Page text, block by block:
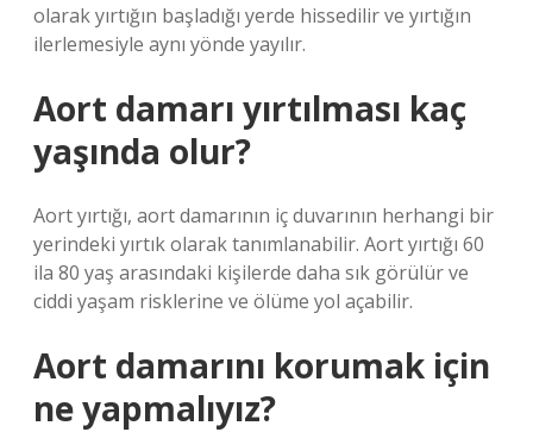
olarak yırtığın başladığı yerde hissedilir ve yırtığın
ilerlemesiyle aynı yönde yayılır.
Aort damarı yırtılması kaç
yaşında olur?
Aort yırtığı, aort damarının iç duvarının herhangi bir
yerindeki yırtık olarak tanımlanabilir. Aort yırtığı 60
ila 80 yaş arasındaki kişilerde daha sık görülür ve
ciddi yaşam risklerine ve ölüme yol açabilir.
Aort damarını korumak için
ne yapmalıyız?